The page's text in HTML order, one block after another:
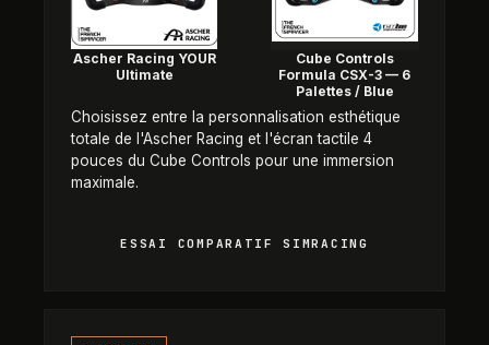
Ascher Racing YOUR
Ultimate
Cube Controls
Formula CSX-3 — 6
Palettes / Blue
Choisissez entre la personnalisation esthétique
totale de l'Ascher Racing et l'écran tactile 4
pouces du Cube Controls pour une immersion
maximale.
ESSAI COMPARATIF SIMRACING